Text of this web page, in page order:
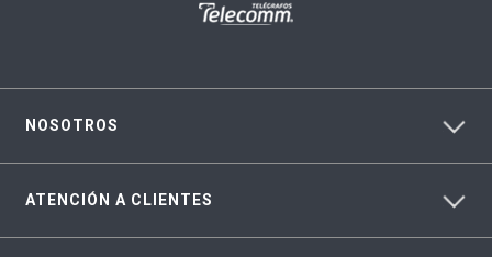
NOSOTROS
ATENCIÓN A CLIENTES